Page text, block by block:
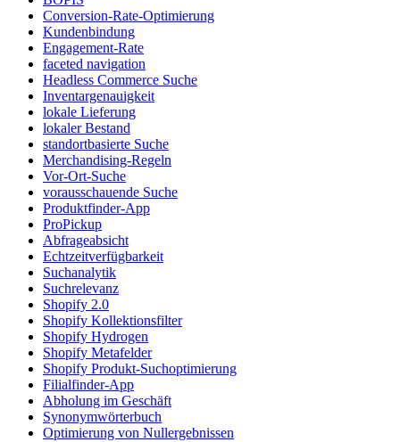
Conversion-Rate-Optimierung
Kundenbindung
Engagement-Rate
faceted navigation
Headless Commerce Suche
Inventargenauigkeit
lokale Lieferung
lokaler Bestand
standortbasierte Suche
Merchandising-Regeln
Vor-Ort-Suche
vorausschauende Suche
Produktfinder-App
ProPickup
Abfrageabsicht
Echtzeitverfügbarkeit
Suchanalytik
Suchrelevanz
Shopify 2.0
Shopify Kollektionsfilter
Shopify Hydrogen
Shopify Metafelder
Shopify Produkt-Suchoptimierung
Filialfinder-App
Abholung im Geschäft
Synonymwörterbuch
Optimierung von Nullergebnissen